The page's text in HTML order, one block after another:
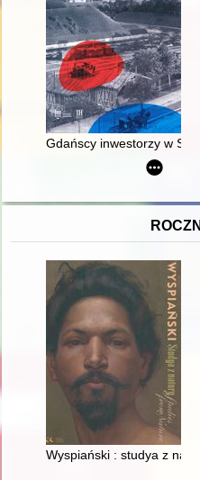
Gdańscy inwestorzy w
Wyspiański : studya z